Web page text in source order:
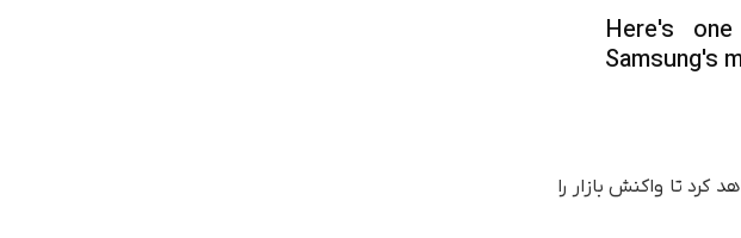
Here's
Samsung's
تا واکنش بازار را